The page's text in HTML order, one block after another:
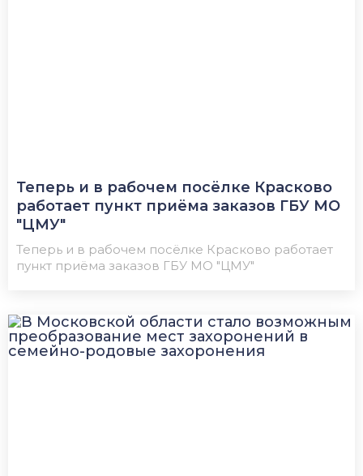
Теперь и в рабочем посёлке Красково
работает пункт приёма заказов ГБУ МО
"ЦМУ"
Теперь и в рабочем посёлке Красково работает
пункт приёма заказов ГБУ МО "ЦМУ"